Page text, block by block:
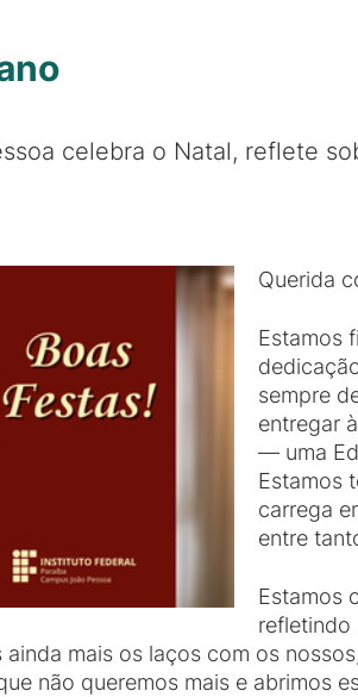
celebra o Natal, reflete
Querida
Estamos
sempre
entregar
— uma
Estamos
carrega
entre
Estamos
refletindo
mais os laços com os
não queremos mais e abrimos